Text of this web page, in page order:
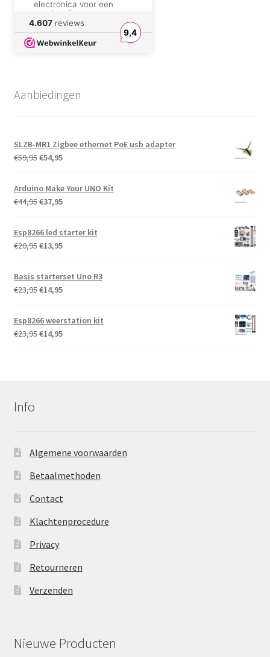
electronica voor een
goede prijs.
Walter Oraki
geweldig geholpen
zonder extra poes pas.
Goed product en zeer
snelle levering
Goede prijs. Netjes en
snel verzonden. Gewoon
Mario
meer gebruik van maken!
4.607 reviews
9,4
Aanbiedingen
SLZB-MR1 Zigbee ethernet PoE usb adapter
€59,95Oorspronkelijke
was:
€59,95.
€54,95Huidige
is:
€54,95.
Arduino Make Your UNO Kit
€44,95Oorspronkelijke
was:
€44,95.
€37,95Huidige
is:
€37,95.
Esp8266 led starter kit
€20,95Oorspronkelijke
was:
€20,95.
€13,95Huidige
€13,95.
Basis starterset Uno R3
€23,95Oorspronkelijke
was:
€23,95.
€14,95Huidige
is:
€14,95.
Esp8266 weerstation kit
€23,95Oorspronkelijke
€14,95Huidige
Info
Algemene voorwaarden
Betaalmethoden
Contact
Klachtenprocedure
Privacy
Retourneren
Verzenden
Nieuwe Producten